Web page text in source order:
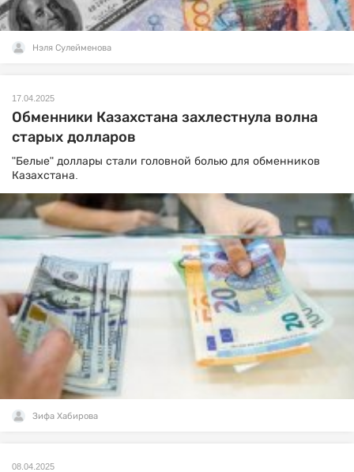
Нэля Сулейменова
17.04.2025
Обменники Казахстана захлестнула волна
старых долларов
"Белые" доллары стали головной болью для обменников
Казахстана.
Зифа Хабирова
08.04.2025